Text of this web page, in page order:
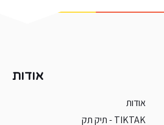
אודות
אודות
TIKTAK - תיק תק